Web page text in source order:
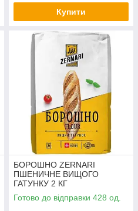
Купити
БОРОШНО ZERNARI
ПШЕНИЧНЕ ВИЩОГО
ГАТУНКУ 2 КГ
Готово до відправки 428 од.